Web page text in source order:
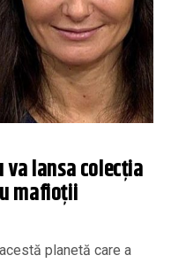
va lansa colecția
mafioții
planetă care a